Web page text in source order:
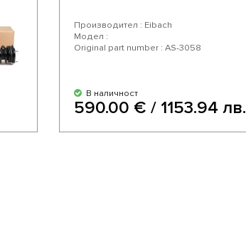
Производител : Eibach
Модел :
Original part number : AS-3058
В наличност
590.00 € / 1153.94 лв.